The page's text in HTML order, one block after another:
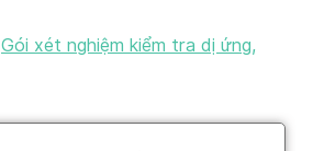
Gói xét nghiệm kiểm tra dị ứng,